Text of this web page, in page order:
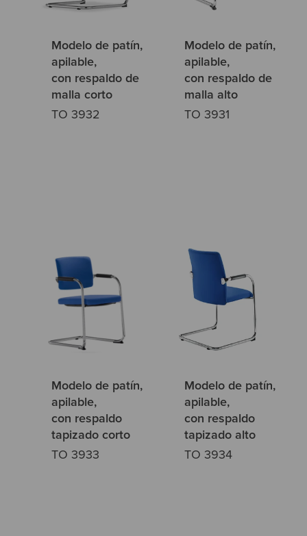
Modelo de patín,
apilable,
con respaldo de
malla corto
TO 3932
Modelo de patín,
apilable,
con respaldo de
malla alto
TO 3931
Modelo de patín,
apilable,
con respaldo
tapizado corto
TO 3933
Modelo de patín,
apilable,
con respaldo
tapizado alto
TO 3934